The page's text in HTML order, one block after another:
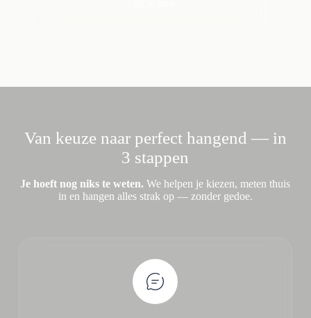
Van keuze naar perfect hangend — in
3 stappen
Je hoeft nog niks te weten. We helpen je kiezen, meten thuis
in en hangen alles strak op — zonder gedoe.